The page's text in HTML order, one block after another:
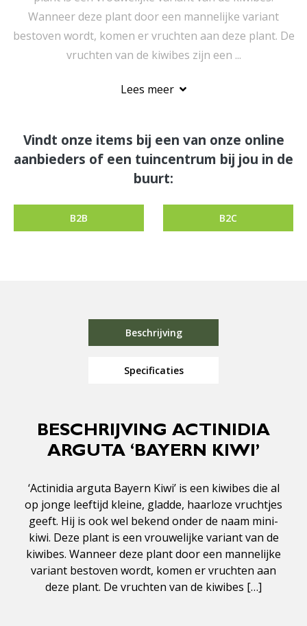
Wanneer deze plant door een mannelijke variant
bestoven wordt, komen er vruchten aan deze plant. De
vruchten van de kiwibes zijn een ...
Lees meer
Vindt onze items bij een van onze online
aanbieders of een tuincentrum bij jou in de
buurt:
B2B B2C
Beschrijving
Specificaties
BESCHRIJVING ACTINIDIA
ARGUTA ‘BAYERN KIWI’
‘Actinidia arguta Bayern Kiwi’ is een kiwibes die al
op jonge leeftijd kleine, gladde, haarloze vruchtjes
geeft. Hij is ook wel bekend onder de naam mini-
kiwi. Deze plant is een vrouwelijke variant van de
kiwibes. Wanneer deze plant door een mannelijke
variant bestoven wordt, komen er vruchten aan
deze plant. De vruchten van de kiwibes […]